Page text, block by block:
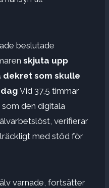
beslutade
skjuta upp
som skulle
Vid 37,5 timmar
den digitala
verifierar
med stöd för
varnade, fortsätter